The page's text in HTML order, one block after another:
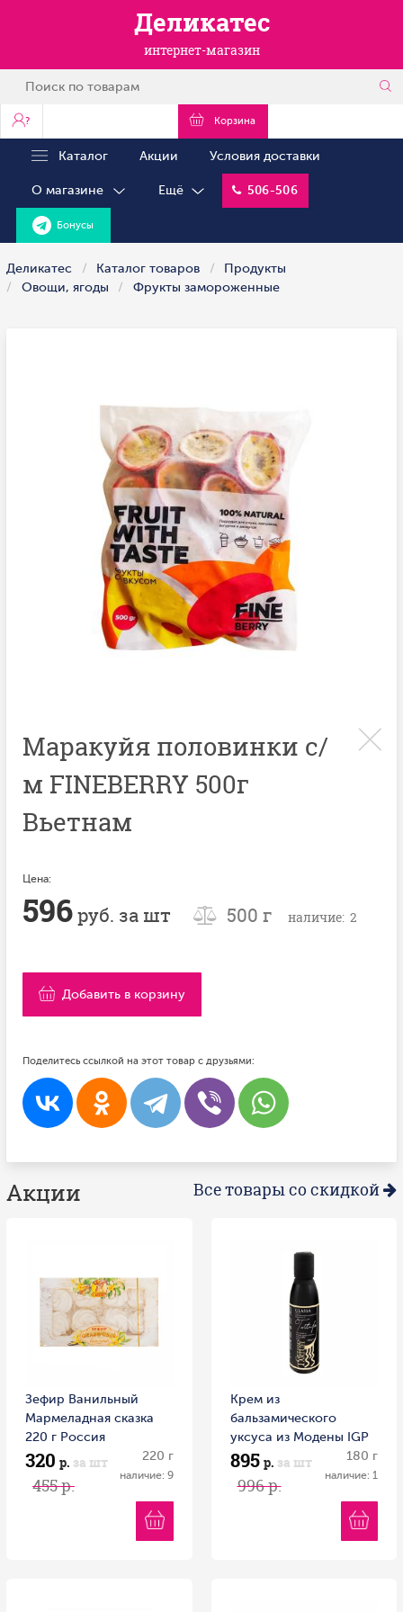
Деликатес
интернет-магазин
? Корзина
Каталог Акции Условия доставки
О магазине Ещё 506-506
Бонусы
Деликатес Каталог товаров
Продукты
Овощи, ягоды
Фрукты замороженные
Маракуйя половинки с/
м FINEBERRY 500г
Вьетнам
Цена:
596руб. за шт 500 г наличие: 2
Добавить в корзину
Поделитесь ссылкой на этот товар с друзьями:
Акции Все товары со скидкой
Зефир Ванильный
Мармеладная сказка
220 г Россия
320 р. за шт
455 р.
220 г
наличие: 9
Крем из
бальзамического
уксуса из Модены IGP
с черным трюфелем
RETARTU 180 г пл/б
Италия
895 р. за шт
996 р.
180 г
наличие: 1